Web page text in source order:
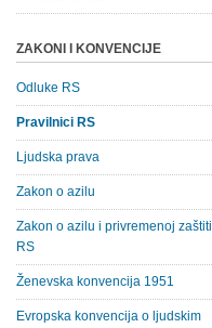
ZAKONI I KONVENCIJE
Odluke RS
Pravilnici RS
Ljudska prava
Zakon o azilu
Zakon o azilu i privremenoj zaštiti
RS
Ženevska konvencija 1951
Evropska konvencija o ljudskim